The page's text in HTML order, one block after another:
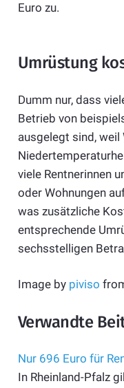
Euro zu.
Umrüstung
Dumm nur, dass
Betrieb von
ausgelegt sind, weil
viele Rentnerinnen
oder Wohnungen
was zusätzliche
entsprechende
sechsstelligen
Image by piviso
Verwandte
Nur 696 Euro für
In Rheinland-Pfalz